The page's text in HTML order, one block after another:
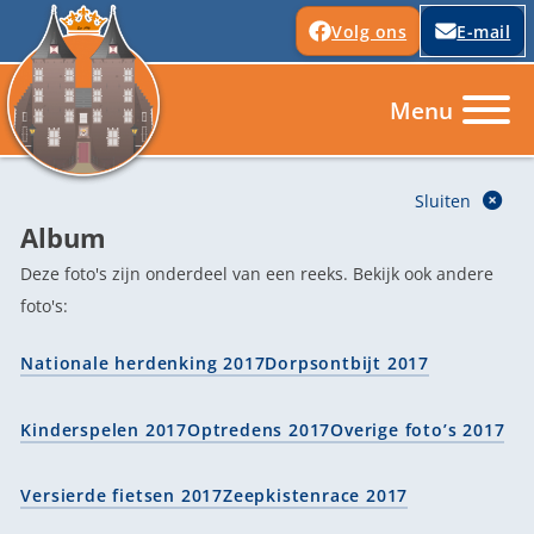
Volg ons E-mail
Album
Deze foto's zijn onderdeel van een reeks. Bekijk ook andere
foto's:
Nationale herdenking 2017Dorpsontbijt 2017
Kinderspelen 2017Optredens 2017Overige foto’s 2017
Versierde fietsen 2017Zeepkistenrace 2017